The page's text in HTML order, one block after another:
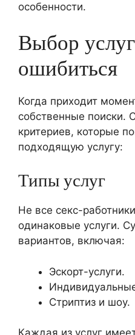
особенности.
Выбор
ошибиться
Когда приходит
собственные поиски.
критериев, которые
подходящую услугу:
Типы услуг
Не все секс-
одинаковые услуги.
вариантов, включая:
Эскорт-услуги.
Стриптиз и шоу.
Каждая из услуг